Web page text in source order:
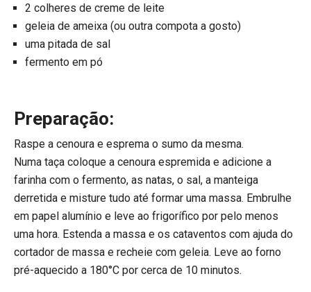
2 colheres de creme de leite
geleia de ameixa (ou outra compota a gosto)
uma pitada de sal
fermento em pó
Preparação:
Raspe a cenoura e esprema o sumo da mesma.
Numa taça coloque a cenoura espremida e adicione a
farinha com o fermento, as natas, o sal, a manteiga
derretida e misture tudo até formar uma massa. Embrulhe
em papel alumínio e leve ao frigorífico por pelo menos
uma hora. Estenda a massa e os cataventos com ajuda do
cortador de massa e recheie com geleia. Leve ao forno
pré-aquecido a 180°C por cerca de 10 minutos.